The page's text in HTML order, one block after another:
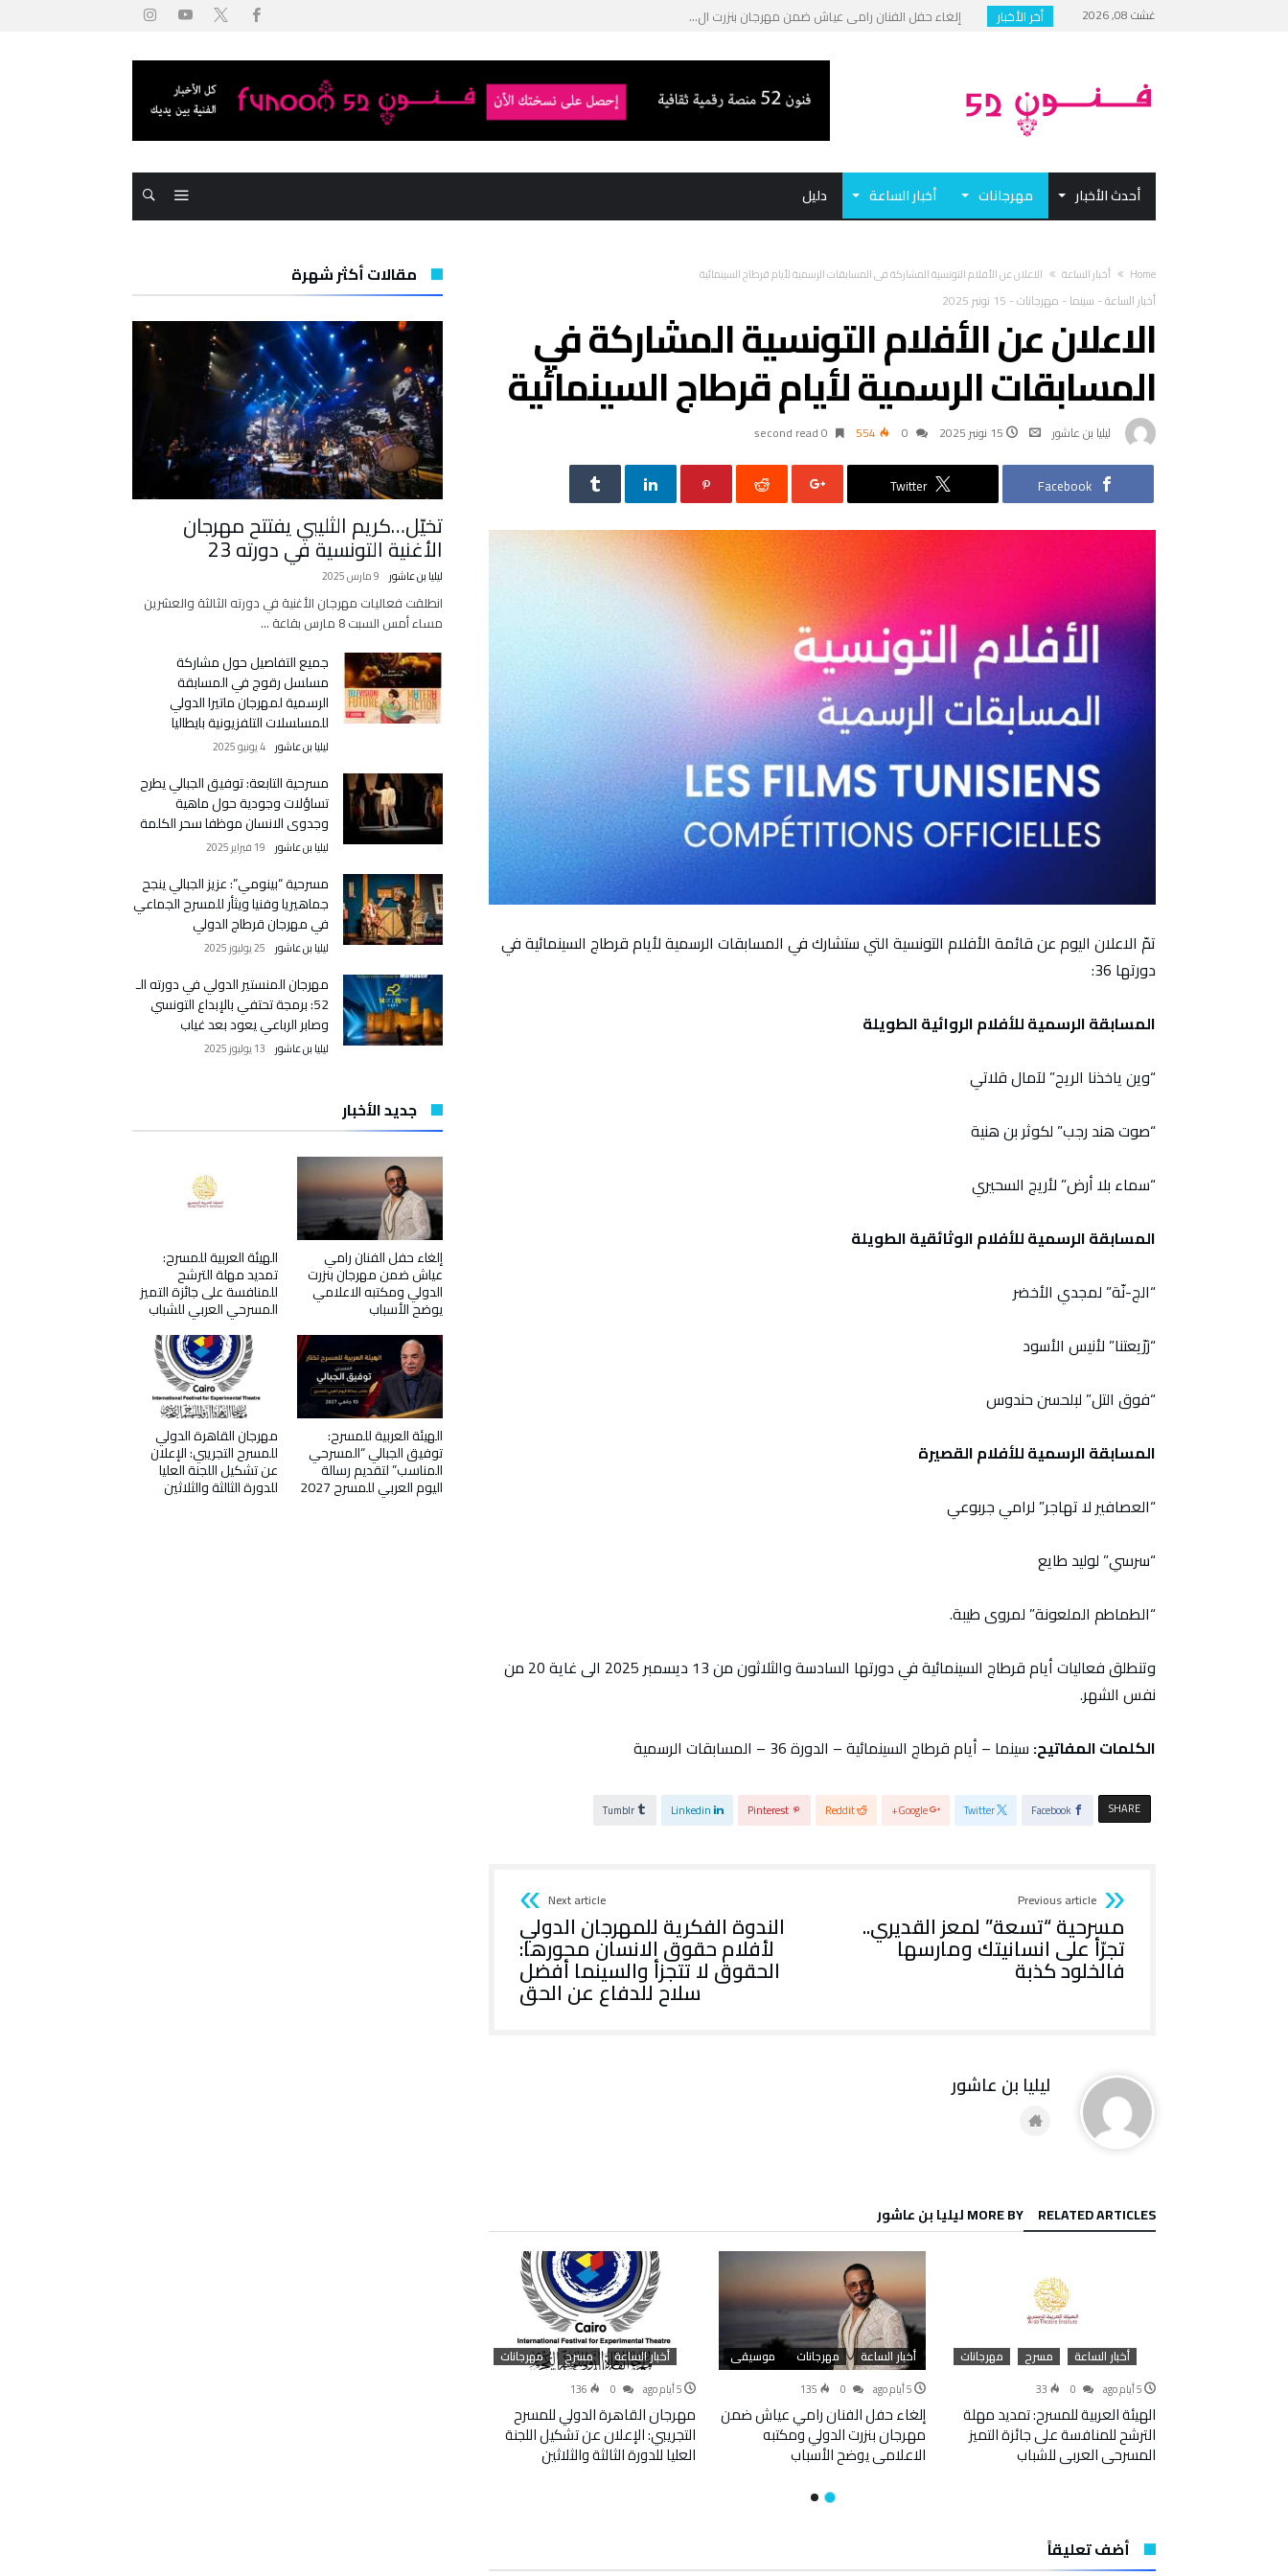
غشت 08, 2026 أخر الأخبار
إلغاء حفل الفنان رامي عياش ضمن مهرجان بنزرت ال...
فيلم “بكمة” لعبد الحميد بوشناق في ...
أحدث الأخبار مهرجانات أخبار الساعة دليل
Home أخبار الساعة الاعلان عن الأفلام التونسية المشاركة في المسابقات الرسمية لأيام قرطاج السينمائية
أخبار الساعة- سينما- مهرجانات- 15 نونبر 2025
الاعلان عن الأفلام التونسية المشاركة في
المسابقات الرسمية لأيام قرطاج السينمائية
ليليا بن عاشور 15 نونبر 2025 554
0 second read
Facebook
Twitter
تمّ الاعلان اليوم عن قائمة الأفلام التونسية التي ستشارك في المسابقات الرسمية لأيام قرطاج السينمائية في
دورتها 36:
المسابقة الرسمية للأفلام الروائية الطويلة
“وين ياخذنا الريح” لآمال قلاتي
“صوت هند رجب” لكوثر بن هنية
“سماء بلا أرض” لأريج السحيري
المسابقة الرسمية للأفلام الوثائقية الطويلة
“الج-نّة” لمجدي الأخضر
“زرّيعتنا” لأنيس الأسود
“فوق التل” لبلحسن حندوس
المسابقة الرسمية للأفلام القصيرة
“العصافير لا تهاجر” لرامي جربوعي
“سرسي” لوليد طايع
“الطماطم الملعونة” لمروى طيبة.
وتنطلق فعاليات أيام قرطاج السينمائية في دورتها السادسة والثلاثون من 13 ديسمبر 2025 الى غاية 20 من
نفس الشهر.
الكلمات المفاتيح: سينما – أيام قرطاج السينمائية – الدورة 36 – المسابقات الرسمية
SHARE
Facebook
Twitter
Google+
Reddit
Pinterest
Linkedin
Tumblr
Previous article
مسرحية “تسعة” لمعز القديري..
تجرّأ على انسانيتك ومارسها
فالخلود كذبة
Next article
الندوة الفكرية للمهرجان الدولي
لأفلام حقوق الانسان محورها:
الحقوق لا تتجزأ والسينما أفضل
سلاح للدفاع عن الحق
ليليا بن عاشور
RELATED ARTICLES MORE BY ليليا بن عاشور
أخبار الساعة مسرح مهرجانات
5 أيام ago 33
الهيئة العربية للمسرح: تمديد مهلة
الترشح للمنافسة على جائزة التميز
المسرحي العربي للشباب
أخبار الساعة مهرجانات موسيقى
5 أيام ago 135
إلغاء حفل الفنان رامي عياش ضمن
مهرجان بنزرت الدولي ومكتبه
الاعلامي يوضح الأسباب
أخبار الساعة مسرح مهرجانات
5 أيام ago 136
مهرجان القاهرة الدولي للمسرح
التجريبي: الإعلان عن تشكيل اللجنة
العليا للدورة الثالثة والثلاثين
أضف تعليقاً
مقالات أكثر شهرة
تخيّل…كريم الثليبي يفتتح مهرجان
الأغنية التونسية في دورته 23
ليليا بن عاشور 9 مارس 2025
انطلقت فعاليات مهرجان الأغنية في دورته الثالثة والعشرين
مساء أمس السبت 8 مارس بقاعة …
جميع التفاصيل حول مشاركة
مسلسل رقوج في المسابقة
الرسمية لمهرجان ماتيرا الدولي
للمسلسلات التلفزيونية بايطاليا
ليليا بن عاشور 4 يونيو 2025
مسرحية التابعة: توفيق الجبالي يطرح
تساؤلات وجودية حول ماهية
وجدوى الانسان موظفا سحر الكلمة
ليليا بن عاشور 19 فبراير 2025
مسرحية “بينومي”: عزيز الجبالي ينجح
جماهيريا وفنيا ويثأر للمسرح الجماعي
في مهرجان قرطاج الدولي
ليليا بن عاشور 25 يوليوز 2025
مهرجان المنستير الدولي في دورته الـ
52: برمجة تحتفي بالإبداع التونسي
وصابر الرباعي يعود بعد غياب
ليليا بن عاشور 13 يوليوز 2025
جديد الأخبار
الهيئة العربية للمسرح:
تمديد مهلة الترشح
للمنافسة على جائزة التميز
المسرحي العربي للشباب
إلغاء حفل الفنان رامي
عياش ضمن مهرجان بنزرت
الدولي ومكتبه الاعلامي
يوضح الأسباب
مهرجان القاهرة الدولي
للمسرح التجريبي: الإعلان
عن تشكيل اللجنة العليا
للدورة الثالثة والثلاثين
الهيئة العربية للمسرح:
توفيق الجبالي “المسرحي
المناسب” لتقديم رسالة
اليوم العربي للمسرح 2027